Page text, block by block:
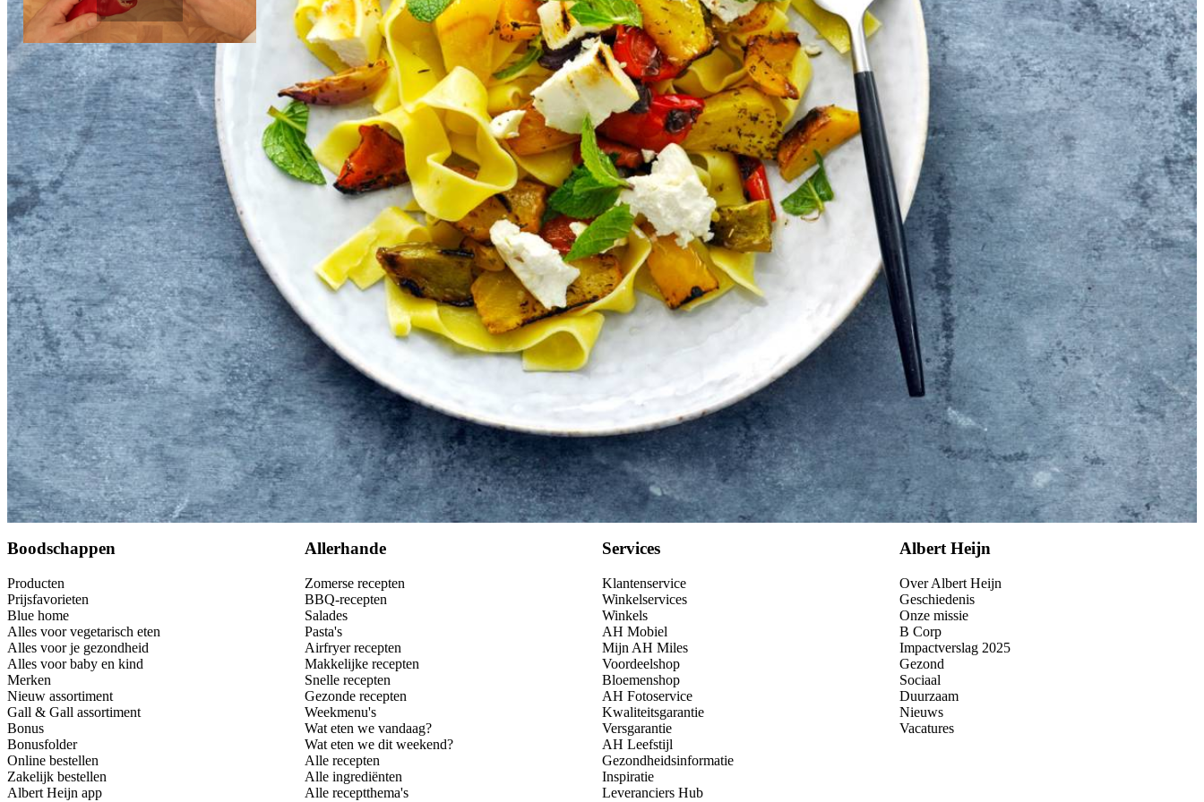
2 balsamico
250 gGalbani ricotta
300 gvolkorenspaghetti
15 gverse munt
Kies producten
Dit heb je nodig
Paprika's schoonmaken
Instructievideo- 00:28 min.
Wat vond je van dit recept?
Boodschappen
Producten
Prijsfavorieten
Blue home
Alles voor vegetarisch eten
Alles voor je gezondheid
Alles voor baby en kind
Merken
Nieuw assortiment
Gall & Gall assortiment
Bonus
Bonusfolder
Online bestellen
Zakelijk bestellen
Albert Heijn app
Allerhande
Zomerse recepten
BBQ-recepten
Salades
Pasta's
Airfryer recepten
Makkelijke recepten
Snelle recepten
Gezonde recepten
Weekmenu's
Wat eten we vandaag?
Wat eten we dit weekend?
Alle recepten
Alle ingrediënten
Alle receptthema's
Services
Klantenservice
Winkelservices
Winkels
AH Mobiel
Mijn AH Miles
Voordeelshop
Bloemenshop
AH Fotoservice
Kwaliteitsgarantie
Versgarantie
AH Leefstijl
Gezondheidsinformatie
Inspiratie
Leveranciers Hub
Albert Heijn
Over Albert Heijn
Geschiedenis
Onze missie
B Corp
Impactverslag 2025
Gezond
Sociaal
Duurzaam
Nieuws
Vacatures